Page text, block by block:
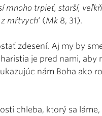
mnoho trpieť, starší,
z mŕtvych‘ (Mk 8, 31).
zdesení. Aj my by
je pred nami, aby
nám Boha ako
chleba, ktorý sa láme,